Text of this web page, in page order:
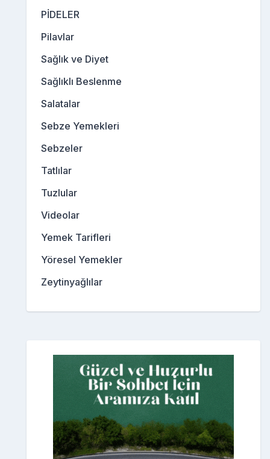
PİDELER
Pilavlar
Sağlık ve Diyet
Sağlıklı Beslenme
Salatalar
Sebze Yemekleri
Sebzeler
Tatlılar
Tuzlular
Videolar
Yemek Tarifleri
Yöresel Yemekler
Zeytinyağlılar